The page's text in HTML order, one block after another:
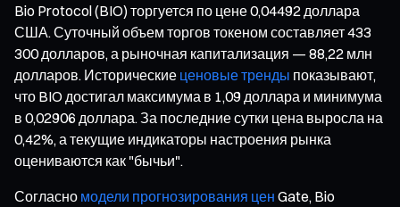
Bio Protocol (BIO) торгуется по цене 0,04492 доллара
США. Суточный объем торгов токеном составляет 433
300 долларов, а рыночная капитализация — 88,22 млн
долларов. Исторические ценовые тренды показывают,
что BIO достигал максимума в 1,09 доллара и минимума
в 0,02906 доллара. За последние сутки цена выросла на
0,42%, а текущие индикаторы настроения рынка
оцениваются как "бычьи".
Согласно модели прогнозирования цен Gate, Bio